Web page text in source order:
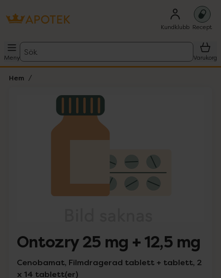
Kundklubb Recept
Meny
Sök
Varukorg
Hem
Lista: . Innehåller 1 objekt.
Ontozry 25 mg + 12,5 mg
Cenobamat, Filmdragerad tablett + tablett, 2
x 14 tablett(er)